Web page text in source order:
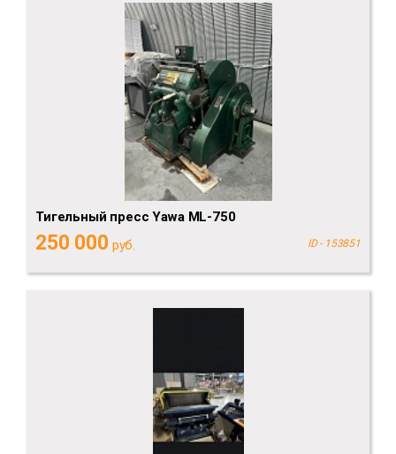
Тигельный пресс Yawa ML-750
250 000 руб. ID - 153851